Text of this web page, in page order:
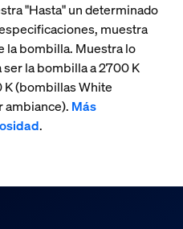
"Hasta" un determinado
muestra
la bombilla. Muestra lo
la bombilla a 2700 K
(bombillas White
ambiance). Más
.